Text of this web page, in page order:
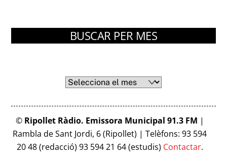
BUSCAR PER MES
Arxius
© Ripollet Ràdio. Emissora Municipal 91.3 FM |
Rambla de Sant Jordi, 6 (Ripollet) | Telèfons: 93 594
20 48 (redacció) 93 594 21 64 (estudis) Contactar.